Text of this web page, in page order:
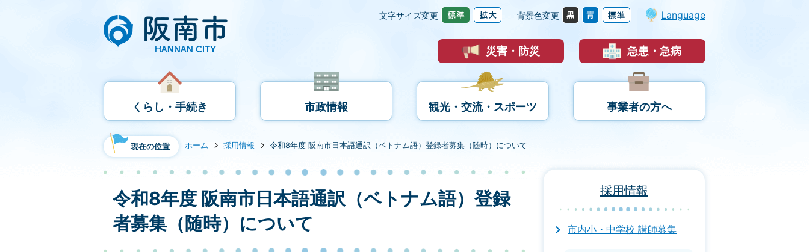
文字サイズ変更 背景色変更 Language
災害・防災 急患・急病
くらし・手続き 市政情報 観光・交流・スポーツ 事業者の方へ
現在の位置 ホーム 採用情報 令和8年度 阪南市日本語通訳（ベトナム語）登録者募集（随時）について
令和8年度 阪南市日本語通訳（ベトナム語）登録
者募集（随時）について
採用情報
市内小・中学校 講師募集